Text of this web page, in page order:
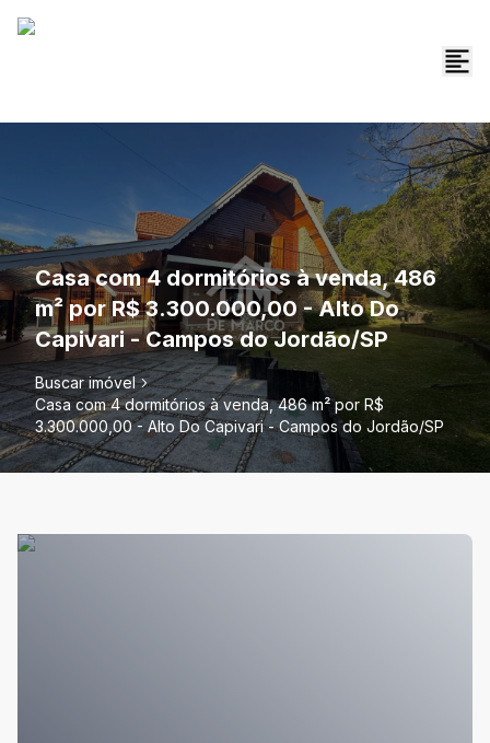
Casa com 4 dormitórios à venda, 486
m² por R$ 3.300.000,00 - Alto Do
Capivari - Campos do Jordão/SP
Buscar imóvel
Casa com 4 dormitórios à venda, 486 m² por R$
3.300.000,00 - Alto Do Capivari - Campos do Jordão/SP